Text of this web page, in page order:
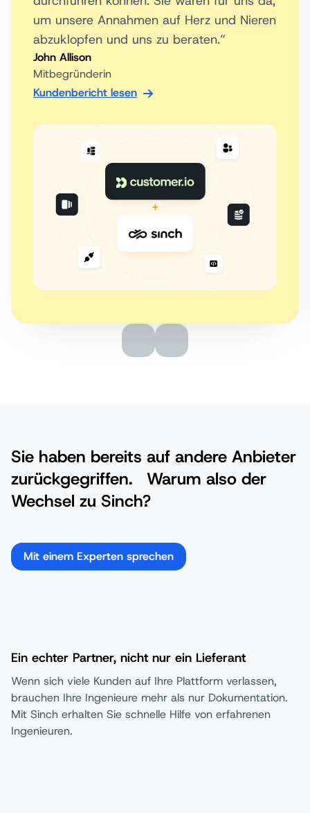
um unsere Annahmen auf Herz und Nieren
abzuklopfen und uns zu beraten.”
John Allison
Mitbegründerin
Kundenbericht lesen
Sie haben bereits auf andere Anbieter
zurückgegriffen. Warum also der
Wechsel zu Sinch?
Mit einem Experten sprechen
Ein echter Partner, nicht nur ein Lieferant
Wenn sich viele Kunden auf Ihre Plattform verlassen,
brauchen Ihre Ingenieure mehr als nur Dokumentation.
Mit Sinch erhalten Sie schnelle Hilfe von erfahrenen
Ingenieuren.